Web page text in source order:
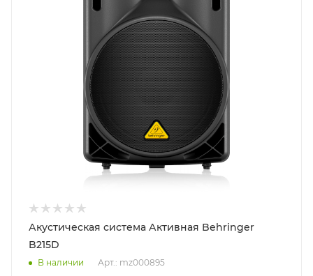
Акустическая система Активная Behringer
B215D
В наличии Арт.: mz000895